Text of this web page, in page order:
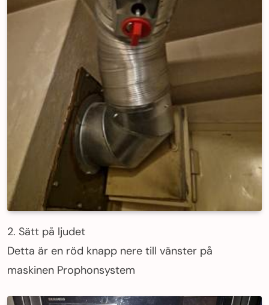
2. Sätt på ljudet
Detta är en röd knapp nere till vänster på
maskinen Prophonsystem